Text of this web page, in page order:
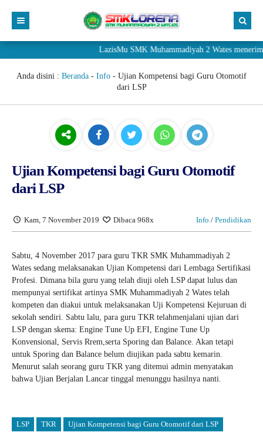
LazisMu SMK Muhammadiyah 2 Wates menerima
Anda disini : Beranda - Info - Ujian Kompetensi bagi Guru Otomotif
dari LSP
Ujian Kompetensi bagi Guru Otomotif
dari LSP
Kam, 7 November 2019 Dibaca 968x Info / Pendidikan
Sabtu, 4 November 2017 para guru TKR SMK Muhammadiyah 2
Wates sedang melaksanakan Ujian Kompetensi dari Lembaga Sertifikasi
Profesi. Dimana bila guru yang telah diuji oleh LSP dapat lulus dan
mempunyai sertifikat artinya SMK Muhammadiyah 2 Wates telah
kompeten dan diakui untuk melaksanakan Uji Kompetensi Kejuruan di
sekolah sendiri. Sabtu lalu, para guru TKR telahmenjalani ujian dari
LSP dengan skema: Engine Tune Up EFI, Engine Tune Up
Konvensional, Servis Rrem,serta Sporing dan Balance. Akan tetapi
untuk Sporing dan Balance belum diujikan pada sabtu kemarin.
Menurut salah seorang guru TKR yang ditemui admin menyatakan
bahwa Ujian Berjalan Lancar tinggal menunggu hasilnya nanti.
LSP TKR Ujian Kompetensi bagi Guru Otomotif dari LSP